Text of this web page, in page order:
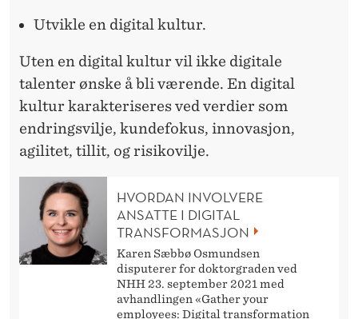
Utvikle en digital kultur.
Uten en digital kultur vil ikke digitale
talenter ønske å bli værende. En digital
kultur karakteriseres ved verdier som
endringsvilje, kundefokus, innovasjon,
agilitet, tillit, og risikovilje.
HVORDAN INVOLVERE
ANSATTE I DIGITAL
TRANSFORMASJON
Karen Sæbbø Osmundsen
disputerer for doktorgraden ved
NHH 23. september 2021 med
avhandlingen «Gather your
employees: Digital transformation